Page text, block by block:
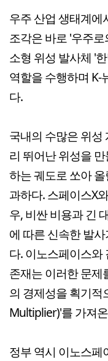
우주 산업 생태계에
조각은 바로 '우주
소형 위성 발사체 '
역할을 수행하며 K-
다.
국내의 수많은 위성
리 뛰어난 위성을
하는 궤도로 쏘아
과하다. 스페이스X
우, 비싼 비용과 긴
에 따른 신속한 발
다. 이노스페이스와
존재는 이러한 문제
의 경제성을 획기적
Multiplier)'를 가져
정부 역시 이노스페